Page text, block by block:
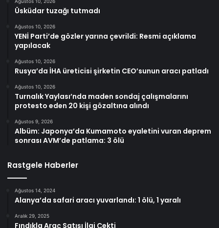
Ağustos 10, 2026
Üsküdar tuzağı tutmadı
Ağustos 10, 2026
YENİ Parti’de gözler yarına çevrildi: Resmi açıklama
yapılacak
Ağustos 10, 2026
Rusya’da İHA üreticisi şirketin CEO’sunun aracı patladı
Ağustos 10, 2026
Turnalık Yaylası’nda maden sondaj çalışmalarını
protesto eden 20 kişi gözaltına alındı
Ağustos 9, 2026
Albüm: Japonya’da Kumamoto eyaletini vuran deprem
sonrası AVM’de patlama: 3 ölü
Rastgele Haberler
Ağustos 14, 2024
Alanya’da safari aracı yuvarlandı: 1 ölü, 1 yaralı
Aralık 29, 2025
Fındıkla Araç Satışı İlgi Çekti